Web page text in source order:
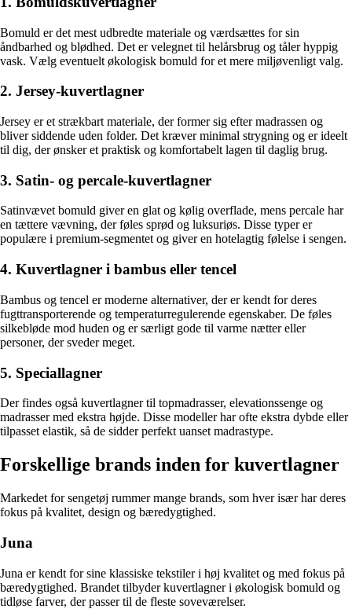
Bomuld er det mest udbredte materiale og værdsættes for sin
åndbarhed og blødhed. Det er velegnet til helårsbrug og tåler hyppig
vask. Vælg eventuelt økologisk bomuld for et mere miljøvenligt valg.
2. Jersey-kuvertlagner
Jersey er et strækbart materiale, der former sig efter madrassen og
bliver siddende uden folder. Det kræver minimal strygning og er ideelt
til dig, der ønsker et praktisk og komfortabelt lagen til daglig brug.
3. Satin- og percale-kuvertlagner
Satinvævet bomuld giver en glat og kølig overflade, mens percale har
en tættere vævning, der føles sprød og luksuriøs. Disse typer er
populære i premium-segmentet og giver en hotelagtig følelse i sengen.
4. Kuvertlagner i bambus eller tencel
Bambus og tencel er moderne alternativer, der er kendt for deres
fugttransporterende og temperaturregulerende egenskaber. De føles
silkebløde mod huden og er særligt gode til varme nætter eller
personer, der sveder meget.
5. Speciallagner
Der findes også kuvertlagner til topmadrasser, elevationssenge og
madrasser med ekstra højde. Disse modeller har ofte ekstra dybde eller
tilpasset elastik, så de sidder perfekt uanset madrastype.
Forskellige brands inden for kuvertlagner
Markedet for sengetøj rummer mange brands, som hver især har deres
fokus på kvalitet, design og bæredygtighed.
Juna
Juna er kendt for sine klassiske tekstiler i høj kvalitet og med fokus på
bæredygtighed. Brandet tilbyder kuvertlagner i økologisk bomuld og
tidløse farver, der passer til de fleste soveværelser.